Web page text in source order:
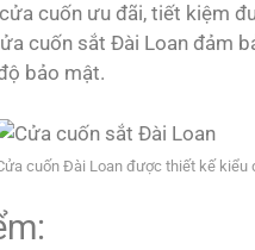
cuốn ưu đãi, tiết kiệm
cuốn sắt Đài Loan đảm
bảo mật.
cuốn Đài Loan được thiết kế kiểu